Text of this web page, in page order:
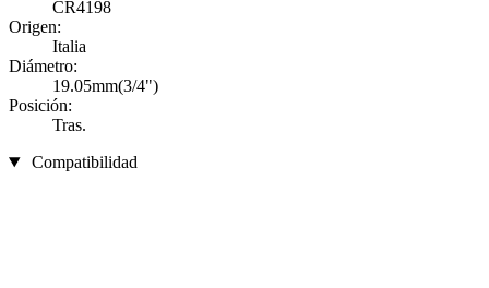
CR4198
Origen:
Italia
Diámetro:
19.05mm(3/4")
Posición:
Tras.
Compatibilidad